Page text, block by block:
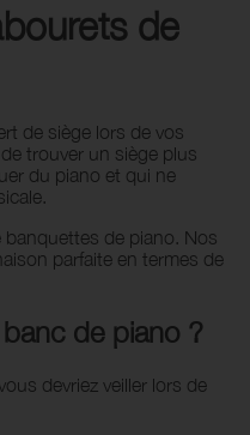
de
de siège lors de vos
trouver un siège plus
du piano et qui ne
banquettes de piano. Nos
parfaite en termes de
de piano ?
devriez veiller lors de